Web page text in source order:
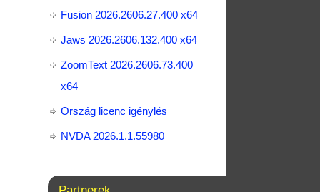
Általános iskolai életképek
Fusion 2026.2606.27.400 x64
Jaws 2026.2606.132.400 x64
ZoomText 2026.2606.73.400​
x64
Ország licenc igénylés
NVDA 2026.1.1.55980